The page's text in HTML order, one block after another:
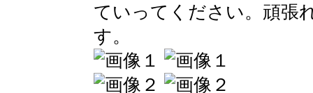
ていってください。頑張
す。